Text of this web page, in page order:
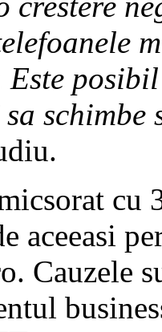
Este
aceeasi
Cauzele